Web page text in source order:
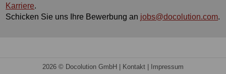
Karriere.
Schicken Sie uns Ihre Bewerbung an jobs@docolution.com.
2026 © Docolution GmbH | Kontakt Impressum